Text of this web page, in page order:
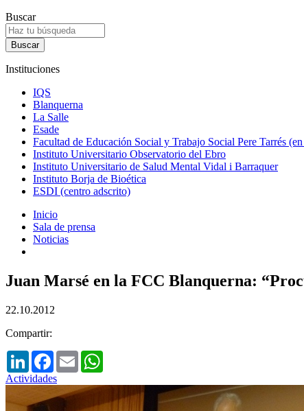
Buscar
Instituciones
IQS
Blanquerna
La Salle
Esade
Facultad de Educación Social y Trabajo Social Pere Tarrés
Instituto Universitario Observatorio del Ebro
Instituto Universitario de Salud Mental Vidal i Barraquer
Instituto Borja de Bioética
ESDI (centro adscrito)
Inicio
Sala de prensa
Noticias
Juan Marsé en la FCC Blanquerna:
22.10.2012
Compartir:
LinkedInFacebook
Email
Actividades